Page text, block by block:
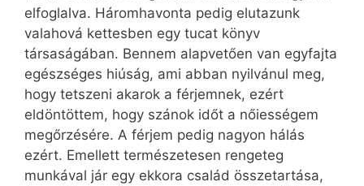
elfoglalva. Háromhavonta pedig elutazunk
valahová kettesben egy tucat könyv
társaságában. Bennem alapvetően van egyfajta
egészséges hiúság, ami abban nyilvánul meg,
hogy tetszeni akarok a férjemnek, ezért
eldöntöttem, hogy szánok időt a nőiességem
megőrzésére. A férjem pedig nagyon hálás
ezért. Emellett természetesen rengeteg
munkával jár egy ekkora család összetartása,